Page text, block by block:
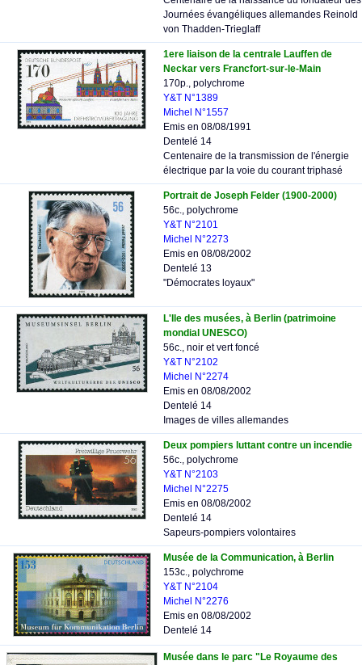
Journées évangéliques allemandes Reinold
von Thadden-Trieglaff
1ere liaison de la centrale Lauffen de
Neckar vers Francfort-sur-le-Main
170p., polychrome
Y&T N°1389
Michel N°1557
Emis en 08/08/1991
Dentelé 14
Centenaire de la transmission de l'énergie
électrique par la voie du courant triphasé
Portrait de Joseph Felder (1900-2000)
56c., polychrome
Y&T N°2101
Michel N°2273
Emis en 08/08/2002
Dentelé 13
"Démocrates loyaux"
L'Ile des musées, à Berlin (patrimoine
mondial UNESCO)
56c., noir et vert foncé
Y&T N°2102
Michel N°2274
Emis en 08/08/2002
Dentelé 14
Images de villes allemandes
Deux pompiers luttant contre un incendie
56c., polychrome
Y&T N°2103
Michel N°2275
Emis en 08/08/2002
Dentelé 14
Sapeurs-pompiers volontaires
Musée de la Communication, à Berlin
153c., polychrome
Y&T N°2104
Michel N°2276
Emis en 08/08/2002
Dentelé 14
Musée dans le parc "Le Royaume des